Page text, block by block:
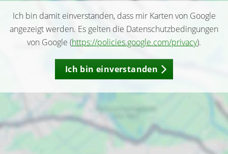
Ich bin damit einverstanden, dass mir Karten von Google
angezeigt werden. Es gelten die Datenschutzbedingungen
von Google (https://policies.google.com/privacy).
Ich bin einverstanden